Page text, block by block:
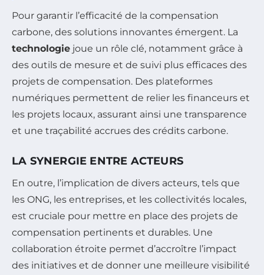
Pour garantir l’efficacité de la compensation
carbone, des solutions innovantes émergent. La
technologie joue un rôle clé, notamment grâce à
des outils de mesure et de suivi plus efficaces des
projets de compensation. Des plateformes
numériques permettent de relier les financeurs et
les projets locaux, assurant ainsi une transparence
et une traçabilité accrues des crédits carbone.
LA SYNERGIE ENTRE ACTEURS
En outre, l’implication de divers acteurs, tels que
les ONG, les entreprises, et les collectivités locales,
est cruciale pour mettre en place des projets de
compensation pertinents et durables. Une
collaboration étroite permet d’accroître l’impact
des initiatives et de donner une meilleure visibilité